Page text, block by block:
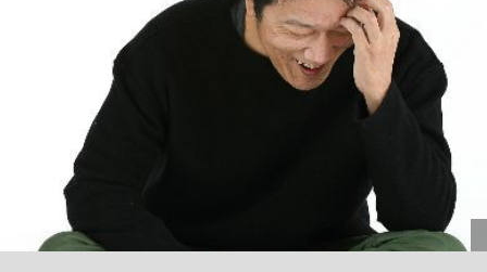
日本代表“敗戦”の真実 選手が明かす...